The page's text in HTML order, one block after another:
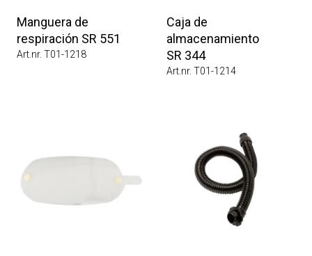
Manguera de
respiración SR 551
Art.nr. T01-1218
Caja de
almacenamiento
SR 344
Art.nr. T01-1214